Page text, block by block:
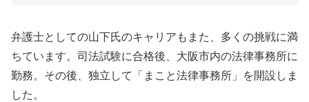
弁護士としての山下氏のキャリアもまた、多くの挑戦に満
ちています。司法試験に合格後、大阪市内の法律事務所に
勤務。その後、独立して「まこと法律事務所」を開設しま
した。